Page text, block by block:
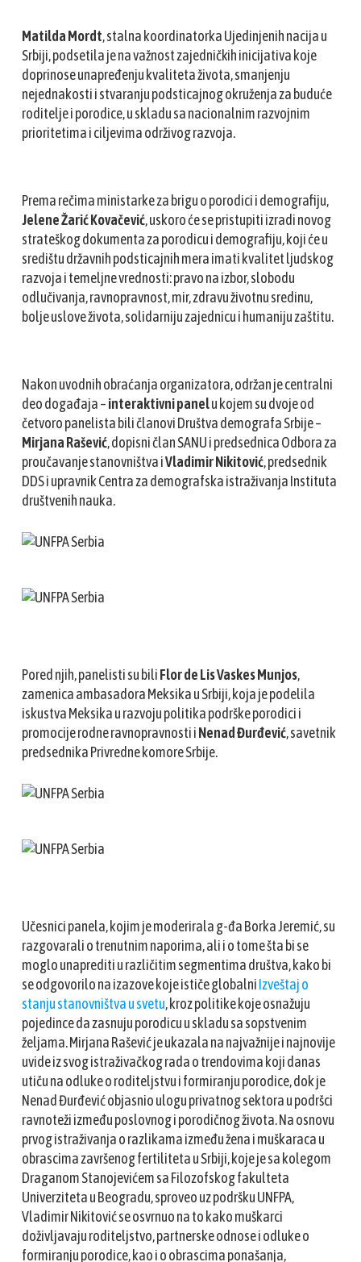
Matilda Mordt, stalna koordinatorka Ujedinjenih nacija u
Srbiji, podsetila je na važnost zajedničkih inicijativa koje
doprinose unapređenju kvaliteta života, smanjenju
nejednakosti i stvaranju podsticajnog okruženja za buduće
roditelje i porodice, u skladu sa nacionalnim razvojnim
prioritetima i ciljevima održivog razvoja.
Prema rečima ministarke za brigu o porodici i demografiju,
Jelene Žarić Kovačević, uskoro će se pristupiti izradi novog
strateškog dokumenta za porodicu i demografiju, koji će u
središtu državnih podsticajnih mera imati kvalitet ljudskog
razvoja i temeljne vrednosti: pravo na izbor, slobodu
odlučivanja, ravnopravnost, mir, zdravu životnu sredinu,
bolje uslove života, solidarniju zajednicu i humaniju zaštitu.
Nakon uvodnih obraćanja organizatora, održan je centralni
deo događaja –interaktivni panelu kojem su dvoje od
četvoro panelista bili članovi Društva demografa Srbije –
Mirjana Rašević, dopisni član SANU i predsednica Odbora za
proučavanje stanovništva iVladimir Nikitović, predsednik
DDS i upravnik Centra za demografska istraživanja Instituta
društvenih nauka.
Pored njih, panelisti su biliFlor de Lis Vaskes Munjos,
zamenica ambasadora Meksika u Srbiji, koja je podelila
iskustva Meksika u razvoju politika podrške porodici i
promocije rodne ravnopravnosti iNenad Đurđević, savetnik
predsednika Privredne komore Srbije.
Učesnici panela, kojim je moderirala g-đa Borka Jeremić, su
razgovarali o trenutnim naporima, ali i o tome šta bi se
moglo unaprediti u različitim segmentima društva, kako bi
se odgovorilo na izazove koje ističe globalniIzveštaj o
stanju stanovništva u svetu, kroz politike koje osnažuju
pojedince da zasnuju porodicu u skladu sa sopstvenim
željama. Mirjana Rašević je ukazala na najvažnije i najnovije
uvide iz svog istraživačkog rada o trendovima koji danas
utiču na odluke o roditeljstvu i formiranju porodice, dok je
Nenad Đurđević objasnio ulogu privatnog sektora u podršci
ravnoteži između poslovnog i porodičnog života. Na osnovu
prvog istraživanja o razlikama između žena i muškaraca u
obrascima završenog fertiliteta u Srbiji, koje je sa kolegom
Draganom Stanojevićem sa Filozofskog fakulteta
Univerziteta u Beogradu, sproveo uz podršku UNFPA,
Vladimir Nikitović se osvrnuo na to kako muškarci
doživljavaju roditeljstvo, partnerske odnose i odluke o
formiranju porodice, kao i o obrascima ponašanja,